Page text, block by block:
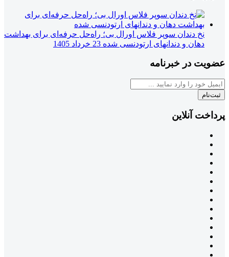
نخ دندان سوپر فلاس اورال بی؛ راه‌حل حرفه‌ای برای بهداشت
دهان و دندانهای ارتودنسی شده 23 خرداد 1405
عضویت در خبرنامه
ثبت‌نام
پرداخت آنلاین